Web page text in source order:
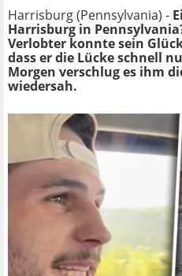
Harrisburg (Pennsylvania) -
Harrisburg in
Verlobter konnte sein
dass er die Lücke schnell
Morgen verschlug es ihm
wiedersah.